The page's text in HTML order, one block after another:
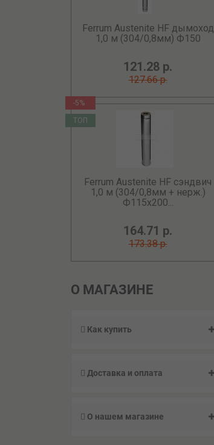
Ferrum Austenite HF дымоход
1,0 м (304/0,8мм) Ф150
121.28 р.
127.66 р.
-5%
ТОП
Ferrum Austenite HF сэндвич
1,0 м (304/0,8мм + нерж.)
Ф115х200...
164.71 р.
173.38 р.
О МАГАЗИНЕ
Как купить
Доставка и оплата
О нашем магазине